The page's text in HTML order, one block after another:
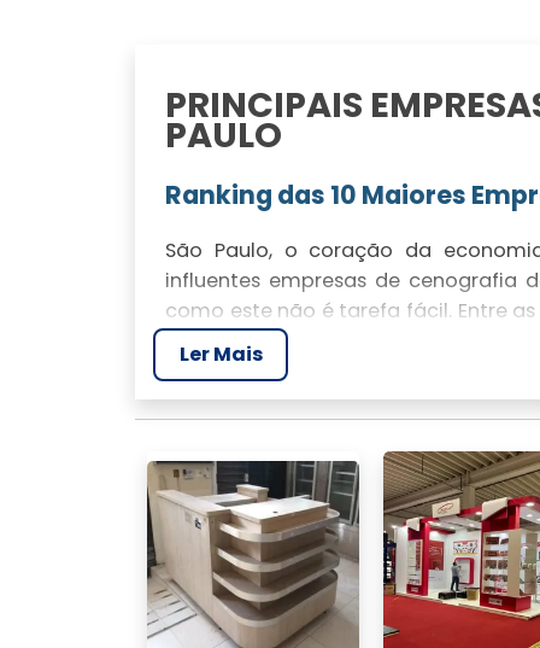
PRINCIPAIS
PAULO
Ranking das 10 Maiores
São Paulo, o coração da
influentes empresas de cenografia
como este não é tarefa fácil. Entre
excelência em qualidade e
Octarte e Monte Stands, que
Critérios para Definir as
Para definir as maiores empresas
número de funcionários,
oferecidos e a experiência
projetos personalizados e
SERVIÇOS
Ler Mais